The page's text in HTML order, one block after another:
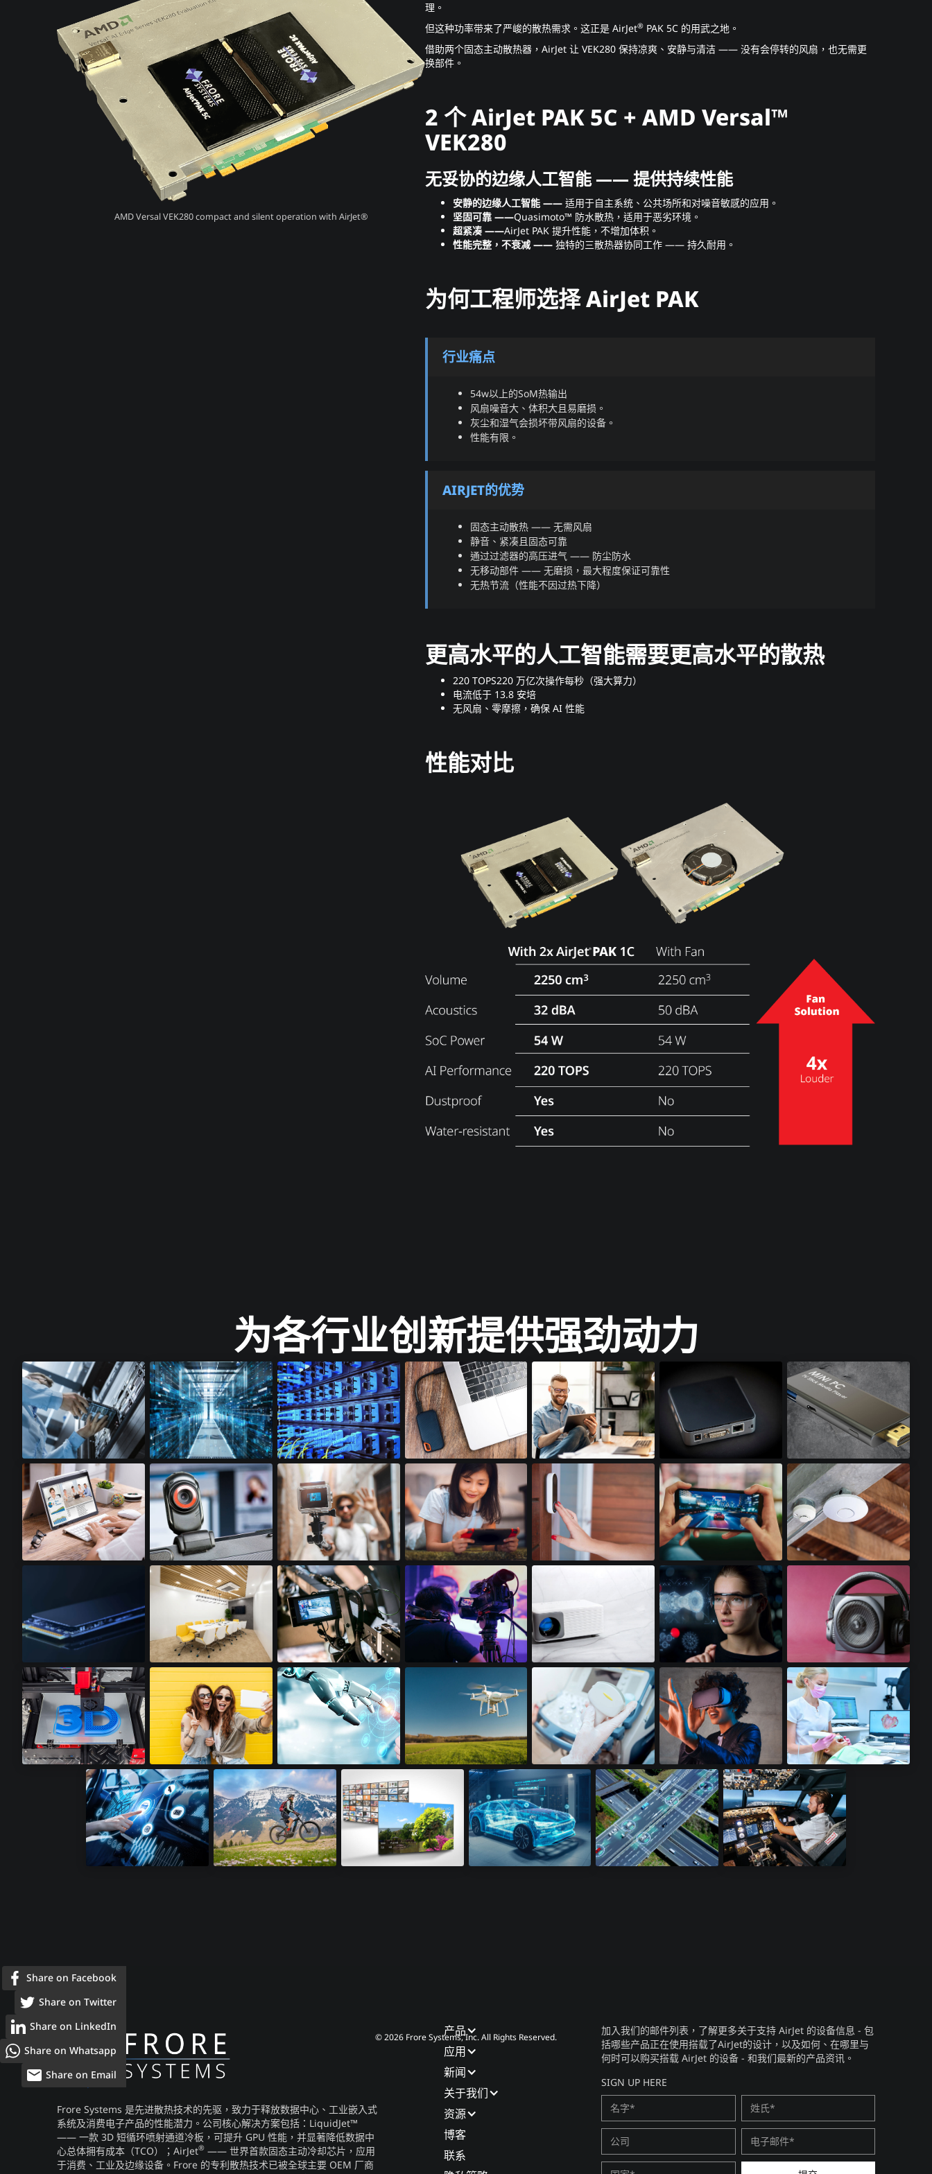
AMD Versal VEK280 compact and silent operation with AirJet®
理。
但这种功率带来了严峻的散热需求。这正是 AirJet® PAK 5C 的用武之地。
借助两个固态主动散热器，AirJet 让 VEK280 保持凉爽、安静与清洁 —— 没有会停转的风扇，也无需更
换部件。
2 个 AirJet PAK 5C + AMD Versal™
VEK280
无妥协的边缘人工智能 —— 提供持续性能
安静的边缘人工智能 —— 适用于自主系统、公共场所和对噪音敏感的应用。
坚固可靠 ——Quasimoto™ 防水散热，适用于恶劣环境。
超紧凑 ——AirJet PAK 提升性能，不增加体积。
性能完整，不衰减 —— 独特的三散热器协同工作 —— 持久耐用。
为何工程师选择 AirJet PAK
行业痛点
54w以上的SoM热输出
风扇噪音大、体积大且易磨损。
灰尘和湿气会损坏带风扇的设备。
性能有限。
AIRJET的优势
固态主动散热 —— 无需风扇
静音、紧凑且固态可靠
通过过滤器的高压进气 —— 防尘防水
无移动部件 —— 无磨损，最大程度保证可靠性
无热节流（性能不因过热下降）
更高水平的人工智能需要更高水平的散热
220 TOPS220 万亿次操作每秒（强大算力）
电流低于 13.8 安培
无风扇、零摩擦，确保 AI 性能
性能对比
为各行业创新提供强劲动力
云计算​ 光收发模块​ SSD配件​ 平板电脑​ 迷你电脑​ 迷你电脑棒​
网络摄像头​ 运动相机 掌上游戏机​ 智能游戏手机​
SSD卡​ LED照明​ 视频显示器​ 迷你LED投影仪​ 增强显示​ 高保真音响​
高级智能手机​ 机器人​ 便携式超声波​ 虚拟现实​ 牙科扫描仪
Share on Facebook
Share on Twitter
Share on LinkedIn
Share on Whatsapp
Share on Email
Frore Systems 是先进散热技术的先驱，致力于释放数据中心、工业嵌入式
系统及消费电子产品的性能潜力。公司核心解决方案包括：LiquidJet™
—— 一款 3D 短循环喷射通道冷板，可提升 GPU 性能，并显著降低数据中
心总体拥有成本（TCO）；AirJet® —— 世界首款固态主动冷却芯片，应用
于消费、工业及边缘设备。Frore 的专利散热技术已被全球主要 OEM 厂商
产品​
应用​
新闻​
关于我们​
资源
博客​
联系​
加入我们的邮件列表，了解更多关于支持 AirJet 的设备信息 - 包
括哪些产品正在使用搭载了AirJet的设计，以及如何、在哪里与
何时可以购买搭载 AirJet 的设备 - 和我们最新的产品资讯。​
SIGN UP HERE
© 2026 Frore Systems, Inc. All Rights Reserved.